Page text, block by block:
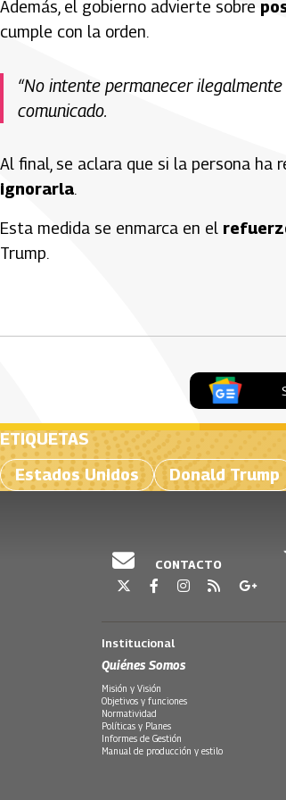
Además, el gobierno advierte sobre
cumple con la orden.
“No intente permanecer
comunicado.
Al final, se aclara que si la persona
ignorarla.
Esta medida se enmarca en el
Trump.
ETIQUETAS
Estados Unidos
Donald Trump
CONTACTO
Institucional
Quiénes Somos
Misión y Visión
Objetivos y funciones
Normatividad
Políticas y Planes
Informes de Gestión
Manual de producción y estilo